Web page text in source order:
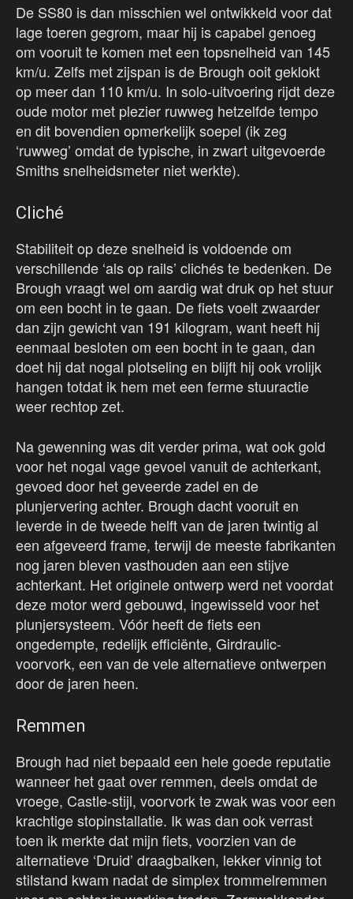
De SS80 is dan misschien wel ontwikkeld voor dat
lage toeren gegrom, maar hij is capabel genoeg
om vooruit te komen met een topsnelheid van 145
km/u. Zelfs met zijspan is de Brough ooit geklokt
op meer dan 110 km/u. In solo-uitvoering rijdt deze
oude motor met plezier ruwweg hetzelfde tempo
en dit bovendien opmerkelijk soepel (ik zeg
‘ruwweg’ omdat de typische, in zwart uitgevoerde
Smiths snelheidsmeter niet werkte).
Cliché
Stabiliteit op deze snelheid is voldoende om
verschillende ‘als op rails’ clichés te bedenken. De
Brough vraagt wel om aardig wat druk op het stuur
om een bocht in te gaan. De fiets voelt zwaarder
dan zijn gewicht van 191 kilogram, want heeft hij
eenmaal besloten om een bocht in te gaan, dan
doet hij dat nogal plotseling en blijft hij ook vrolijk
hangen totdat ik hem met een ferme stuuractie
weer rechtop zet.
Na gewenning was dit verder prima, wat ook gold
voor het nogal vage gevoel vanuit de achterkant,
gevoed door het geveerde zadel en de
plunjervering achter. Brough dacht vooruit en
leverde in de tweede helft van de jaren twintig al
een afgeveerd frame, terwijl de meeste fabrikanten
nog jaren bleven vasthouden aan een stijve
achterkant. Het originele ontwerp werd net voordat
deze motor werd gebouwd, ingewisseld voor het
plunjersysteem. Vóór heeft de fiets een
ongedempte, redelijk efficiënte, Girdraulic-
voorvork, een van de vele alternatieve ontwerpen
door de jaren heen.
Remmen
Brough had niet bepaald een hele goede reputatie
wanneer het gaat over remmen, deels omdat de
vroege, Castle-stijl, voorvork te zwak was voor een
krachtige stopinstallatie. Ik was dan ook verrast
toen ik merkte dat mijn fiets, voorzien van de
alternatieve ‘Druid’ draagbalken, lekker vinnig tot
stilstand kwam nadat de simplex trommelremmen